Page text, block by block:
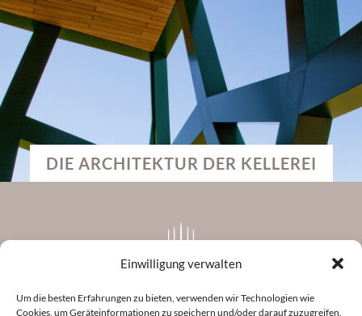
Einwilligung verwalten
Um die besten Erfahrungen zu bieten, verwenden wir Technologien wie
Cookies, um Geräteinformationen zu speichern und/oder darauf zuzugreifen.
DIE ARCHITEKTUR DER KELLEREI